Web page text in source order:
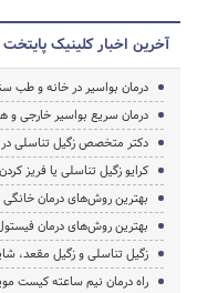
آخرین اخبار کلینیک پایتخت
درمان بواسیر در خانه و طب
درمان سریع بواسیر خارجی و
دکتر متخصص زگیل تناسلی در
کرایو زگیل تناسلی یا فریز
بهترین روش‌های درمان خانگی
بهترین روش‌های درمان
زگیل تناسلی و زگیل مقعد،
راه درمان نیم ساعته کیست